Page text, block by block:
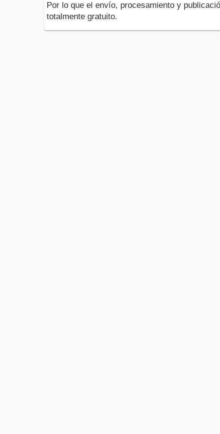
Por lo que el envío, procesamiento y
totalmente gratuito.